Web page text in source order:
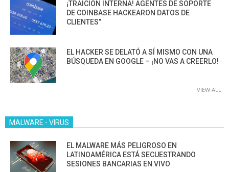
¡TRAICIÓN INTERNA! AGENTES DE SOPORTE
DE COINBASE HACKEARON DATOS DE
CLIENTES”
EL HACKER SE DELATÓ A SÍ MISMO CON UNA
BÚSQUEDA EN GOOGLE – ¡NO VAS A CREERLO!
VIEW ALL
MALWARE - VIRUS
EL MALWARE MÁS PELIGROSO EN
LATINOAMÉRICA ESTÁ SECUESTRANDO
SESIONES BANCARIAS EN VIVO